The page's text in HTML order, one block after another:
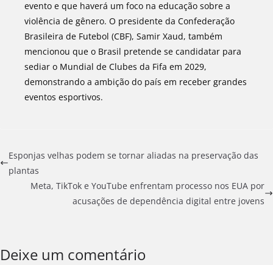
evento e que haverá um foco na educação sobre a
violência de gênero. O presidente da Confederação
Brasileira de Futebol (CBF), Samir Xaud, também
mencionou que o Brasil pretende se candidatar para
sediar o Mundial de Clubes da Fifa em 2029,
demonstrando a ambição do país em receber grandes
eventos esportivos.
Esponjas velhas podem se tornar aliadas na preservação das
plantas
Meta, TikTok e YouTube enfrentam processo nos EUA por
acusações de dependência digital entre jovens
Deixe um comentário